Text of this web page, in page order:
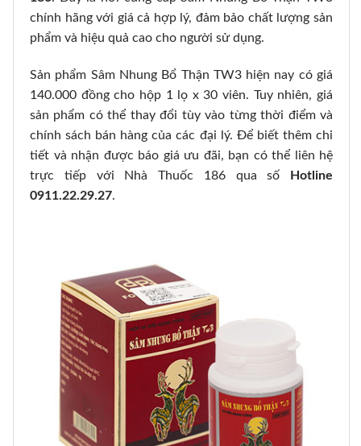
chính hãng với giá cả hợp lý, đảm bảo chất lượng sản
phẩm và hiệu quả cao cho người sử dụng.
Sản phẩm Sâm Nhung Bổ Thận TW3 hiện nay có giá
140.000 đồng cho hộp 1 lọ x 30 viên. Tuy nhiên, giá
sản phẩm có thể thay đổi tùy vào từng thời điểm và
chính sách bán hàng của các đại lý. Để biết thêm chi
tiết và nhận được báo giá ưu đãi, bạn có thể liên hệ
trực tiếp với Nhà Thuốc 186 qua số
Hotline
0911.22.29.27.